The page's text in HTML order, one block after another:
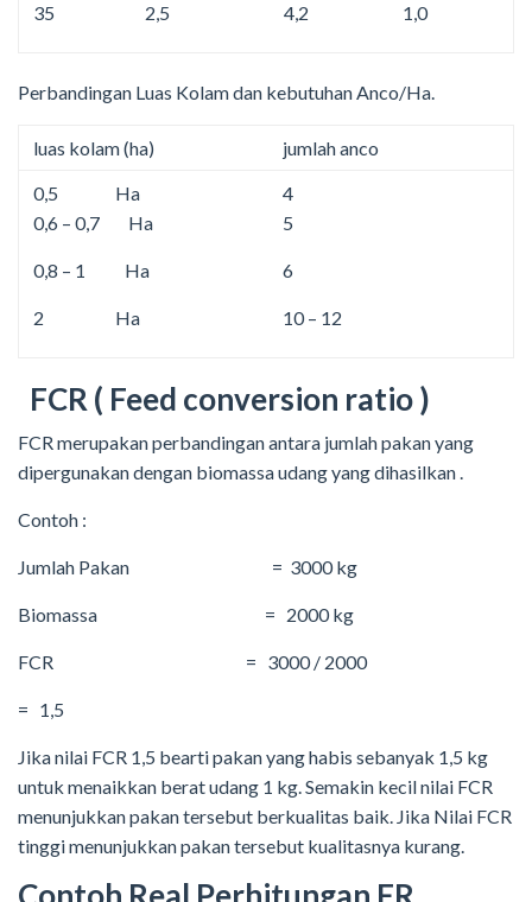
35 2,5 4,2 1,0
Perbandingan Luas Kolam dan kebutuhan Anco/Ha.
luas kolam (ha)
jumlah anco
0,5 Ha
0,6 – 0,7 Ha
0,8 – 1 Ha
2 Ha
4
5
6
10 – 12
FCR ( Feed conversion ratio )
FCR merupakan perbandingan antara jumlah pakan yang
dipergunakan dengan biomassa udang yang dihasilkan .
Contoh :
Jumlah Pakan = 3000 kg
Biomassa = 2000 kg
FCR = 3000 / 2000
= 1,5
Jika nilai FCR 1,5 bearti pakan yang habis sebanyak 1,5 kg
untuk menaikkan berat udang 1 kg. Semakin kecil nilai FCR
menunjukkan pakan tersebut berkualitas baik. Jika Nilai FCR
tinggi menunjukkan pakan tersebut kualitasnya kurang.